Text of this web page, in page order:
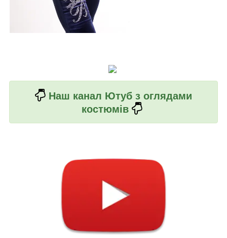
Наш канал Ютуб з оглядами
костюмів